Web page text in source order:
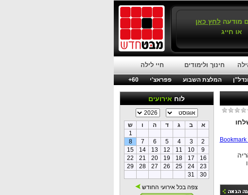
מודעהלחץ כאן
או חייג
חינוך ולימודים חיי לילה
המלצת השבוע פפראצ'י
60+
לוחאירועים
א ב ג ד ה ו
ש
1
2
3
4
5
6
7
8
9
10
11
12
13
14
15
16
17
18
19
20
21
22
23
24
25
26
27
28
29
30
31
צפה בכל אירועי החודש